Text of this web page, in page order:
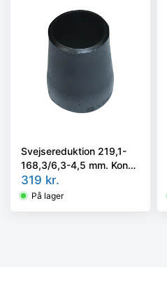
Svejsereduktion 219,1-
168,3/6,3-4,5 mm. Konc.
Kval. P235GH, EN 10253-
2/rk2 type B
319 kr.
På lager